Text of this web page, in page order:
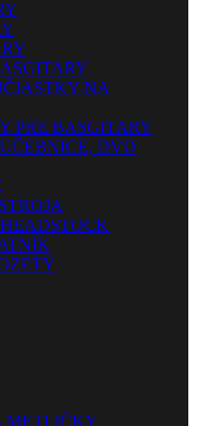
NA
PRE BASGITARY
DVD
METLIČKY